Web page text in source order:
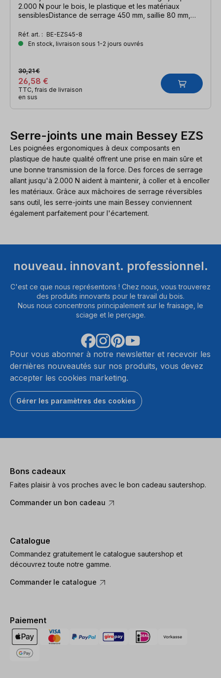
2.000 N pour le bois, le plastique et les matériaux
sensiblesDistance de serrage 450 mm, saillie 80 mm,
Réf. art. : BE-EZS45-8
En stock, livraison sous 1-2 jours ouvrés
26,58 €
30,21 €
TTC, frais de livraison
en sus
Serre-joints une main Bessey EZS
Les poignées ergonomiques à deux composants en
plastique de haute qualité offrent une prise en main sûre et
une bonne transmission de la force. Des forces de serrage
allant jusqu'à 2.000 N aident à maintenir, à coller et à encoller
les matériaux. Grâce aux mâchoires de serrage réversibles
sans outil, les serre-joints une main Bessey conviennent
également parfaitement pour l'écartement.
nouveau. innovant. professionnel.
C'est ce que nous représentons ! Chez nous, vous trouverez
des produits innovants pour le travail du bois.
Nous nous concentrons principalement sur le fraisage, le
sciage et le perçage.
Pour vous abonner à notre newsletter et recevoir les
dernières nouveautés sur nos produits, vous devez
accepter les cookies marketing.
Gérer les paramètres des cookies
Bons cadeaux
Faites plaisir à vos proches avec le bon cadeau sautershop.
Commander un bon cadeau
Catalogue
Commandez gratuitement le catalogue sautershop et
découvrez toute notre gamme.
Commander le catalogue
Paiement